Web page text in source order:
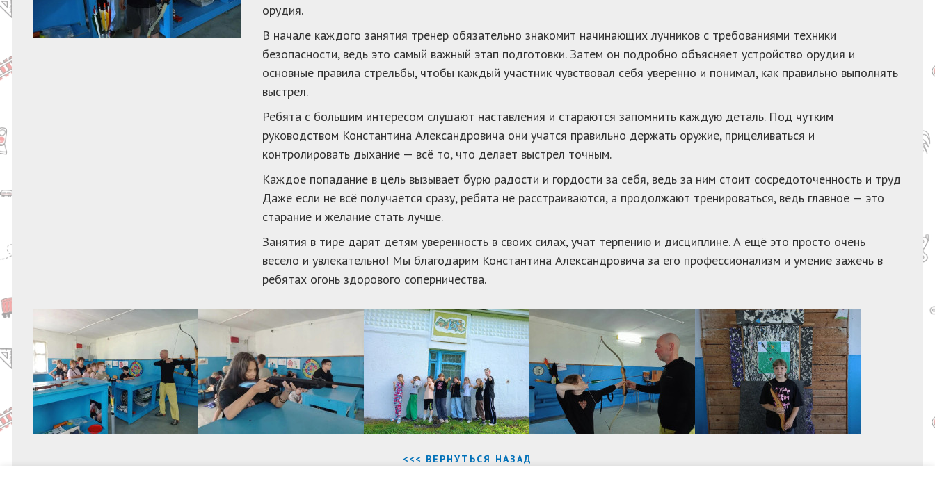
орудия.
В начале каждого занятия тренер обязательно знакомит начинающих лучников с требованиями техники
безопасности, ведь это самый важный этап подготовки. Затем он подробно объясняет устройство орудия и
основные правила стрельбы, чтобы каждый участник чувствовал себя уверенно и понимал, как правильно выполнять
выстрел.
Ребята с большим интересом слушают наставления и стараются запомнить каждую деталь. Под чутким
руководством Константина Александровича они учатся правильно держать оружие, прицеливаться и
контролировать дыхание — всё то, что делает выстрел точным.
Каждое попадание в цель вызывает бурю радости и гордости за себя, ведь за ним стоит сосредоточенность и труд.
Даже если не всё получается сразу, ребята не расстраиваются, а продолжают тренироваться, ведь главное — это
старание и желание стать лучше.
Занятия в тире дарят детям уверенность в своих силах, учат терпению и дисциплине. А ещё это просто очень
весело и увлекательно! Мы благодарим Константина Александровича за его профессионализм и умение зажечь в
ребятах огонь здорового соперничества.
<<< ВЕРНУТЬСЯ НАЗАД